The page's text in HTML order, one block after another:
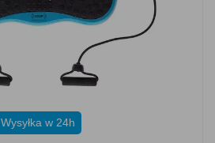
Wysyłka w 24h